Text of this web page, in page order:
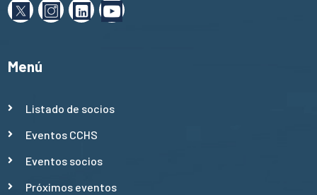
Menú
Listado de socios
Eventos CCHS
Eventos socios
Próximos eventos